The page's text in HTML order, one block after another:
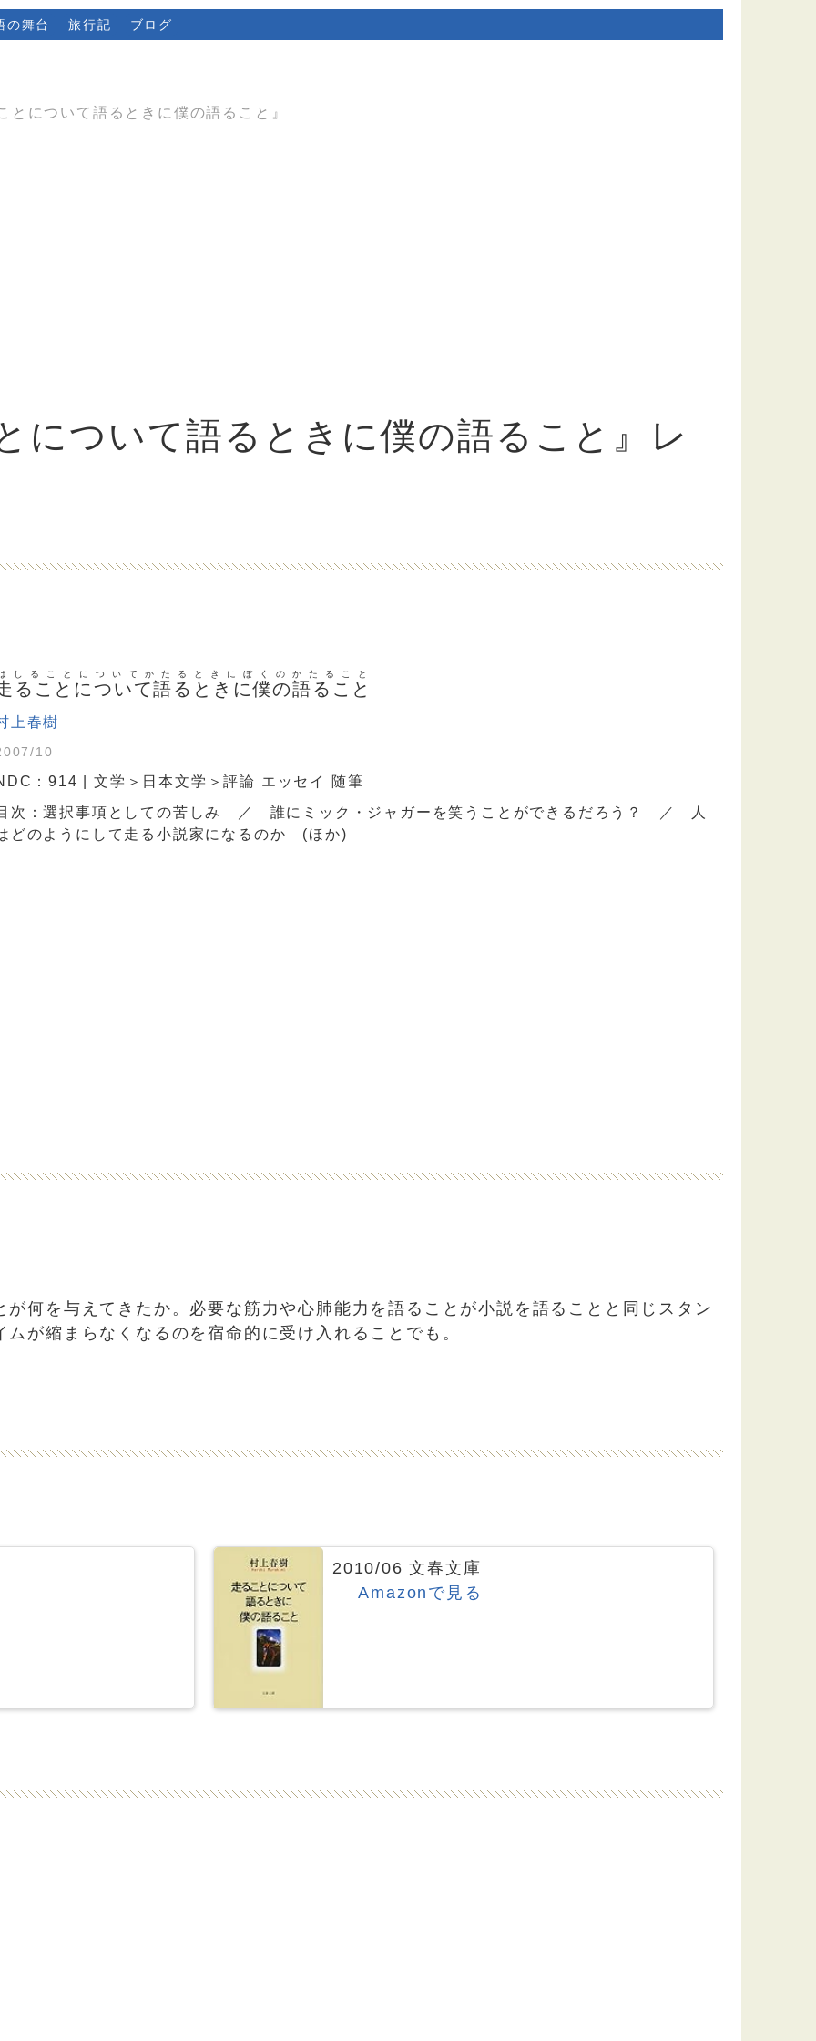
の舞台 旅行記 ブログ
とについて語るときに僕の語ること』
について語るときに僕の語ること』レ
ることについて語るときに僕の語ること
しることについてかたるときにぼくのかたること
上春樹
10
：914 | 文学＞日本文学＞評論 エッセイ 随筆
次：選択事項としての苦しみ ／ 誰にミック・ジャガーを笑うことができるだろう？ ／ 人
どのようにして走る小説家になるのか (ほか)
何を与えてきたか。必要な筋力や心肺能力を語ることが小説を語ることと同じスタン
が縮まらなくなるのを宿命的に受け入れることでも。
2010/06 文春文庫
Amazonで見る